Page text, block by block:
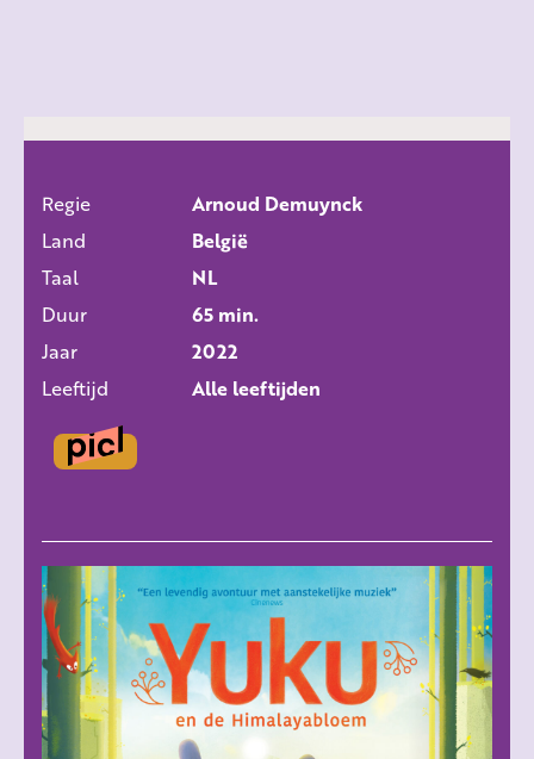
ALLE FILMS
Regie
Arnoud Demuynck
Land
België
Taal
NL
Duur
65 min.
Jaar
2022
Leeftijd
Alle leeftijden